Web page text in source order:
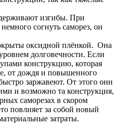
изгибы. При
согнуть саморез, он
оксидной плёнкой. Она
долговечности. Если
конструкцию, которая
от дождя и повышенного
заржавеют. От этого они
и возможно та конструкция,
саморезах в скором
повлияет за собой новый
затраты.